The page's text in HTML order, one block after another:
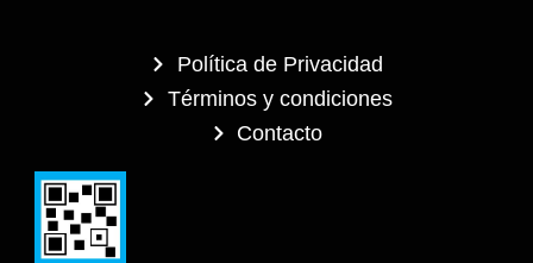
o
k
-
a
m
e
Política de Privacidad
Términos y condiciones
Contacto